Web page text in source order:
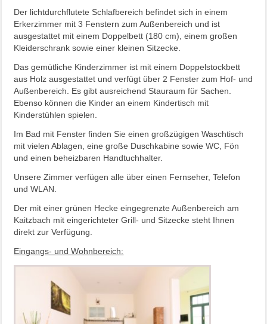
Der lichtdurchflutete Schlafbereich befindet sich in einem
Erkerzimmer mit 3 Fenstern zum Außenbereich und ist
ausgestattet mit einem Doppelbett (180 cm), einem großen
Kleiderschrank sowie einer kleinen Sitzecke.
Das gemütliche Kinderzimmer ist mit einem Doppelstockbett
aus Holz ausgestattet und verfügt über 2 Fenster zum Hof- und
Außenbereich. Es gibt ausreichend Stauraum für Sachen.
Ebenso können die Kinder an einem Kindertisch mit
Kinderstühlen spielen.
Im Bad mit Fenster finden Sie einen großzügigen Waschtisch
mit vielen Ablagen, eine große Duschkabine sowie WC, Fön
und einen beheizbaren Handtuchhalter.
Unsere Zimmer verfügen alle über einen Fernseher, Telefon
und WLAN.
Der mit einer grünen Hecke eingegrenzte Außenbereich am
Kaitzbach mit eingerichteter Grill- und Sitzecke steht Ihnen
direkt zur Verfügung.
Eingangs- und Wohnbereich: